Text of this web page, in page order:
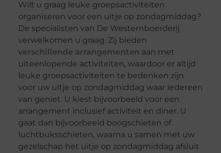
Wilt u graag leuke groepsactiviteiten
organiseren voor een uitje op zondagmiddag?
De specialisten van De Westernboerderij
verwelkomen u graag. Zij bieden
verschillende arrangementen aan met
uiteenlopende activiteiten, waardoor er altijd
leuke groepsactiviteiten te bedenken zijn
voor uw uitje op zondagmiddag waar iedereen
van geniet. U kiest bijvoorbeeld voor een
arrangement inclusief activiteit en diner. U
gaat dan bijvoorbeeld boogschieten of
luchtbuksschieten, waarna u samen met uw
gezelschap het uitje op zondagmiddag afsluit